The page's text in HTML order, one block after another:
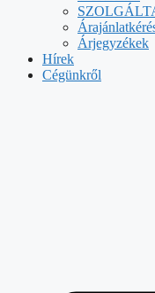
Árjegyzékek
Hírek
Cégünkről